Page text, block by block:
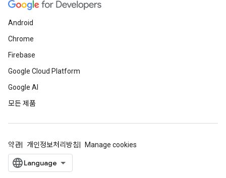
Android
Chrome
Firebase
Google Cloud Platform
Google AI
모든 제품
약관 개인정보처리방침 Manage cookies